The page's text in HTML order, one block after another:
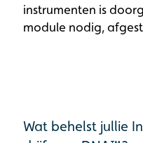
instrumenten is
module nodig,
Wat behelst jullie